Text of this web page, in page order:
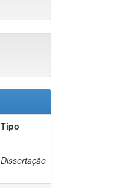
Tipo
Dissertação